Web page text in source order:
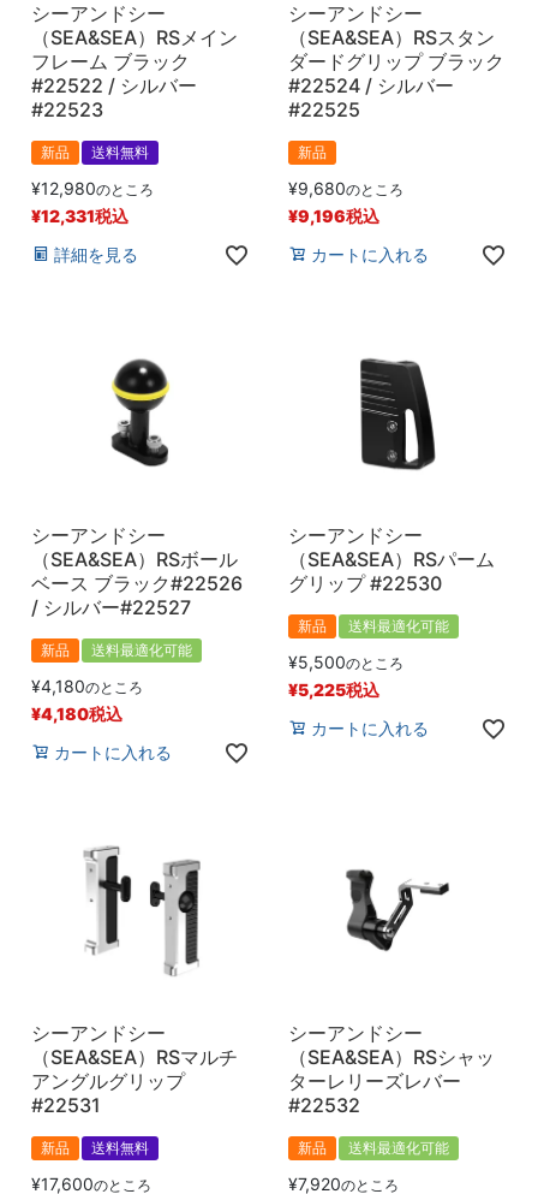
シーアンドシー
（SEA&SEA）RSメイン
フレーム ブラック
#22522 / シルバー
#22523
新品 送料無料
¥12,980のところ
¥12,331税込
詳細を見る
シーアンドシー
（SEA&SEA）RSスタン
ダードグリップ ブラック
#22524 / シルバー
#22525
新品
¥9,680のところ
¥9,196税込
カートに入れる
シーアンドシー
（SEA&SEA）RSボール
ベース ブラック#22526
/ シルバー#22527
新品 送料最適化可能
¥4,180のところ
¥4,180税込
カートに入れる
シーアンドシー
（SEA&SEA）RSパーム
グリップ #22530
新品 送料最適化可能
¥5,500のところ
¥5,225税込
カートに入れる
シーアンドシー
（SEA&SEA）RSマルチ
アングルグリップ
#22531
新品 送料無料
¥17,600のところ
シーアンドシー
（SEA&SEA）RSシャッ
ターレリーズレバー
#22532
新品 送料最適化可能
¥7,920のところ